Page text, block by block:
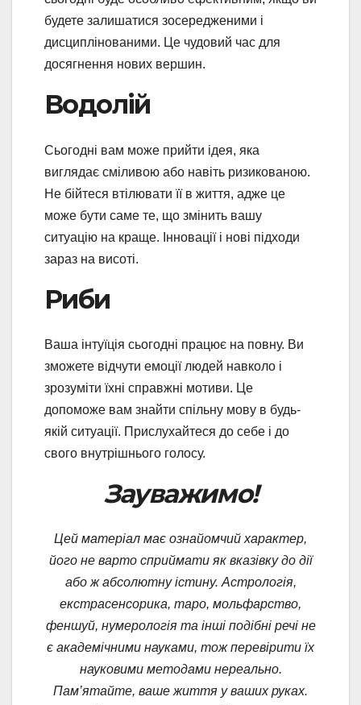
будете залишатися зосередженими і
дисциплінованими. Це чудовий час для
досягнення нових вершин.
Водолій
Сьогодні вам може прийти ідея, яка
виглядає сміливою або навіть ризикованою.
Не бійтеся втілювати її в життя, адже це
може бути саме те, що змінить вашу
ситуацію на краще. Інновації і нові підходи
зараз на висоті.
Риби
Ваша інтуїція сьогодні працює на повну. Ви
зможете відчути емоції людей навколо і
зрозуміти їхні справжні мотиви. Це
допоможе вам знайти спільну мову в будь-
якій ситуації. Прислухайтеся до себе і до
свого внутрішнього голосу.
Зауважимо!
Цей матеріал має ознайомчий характер,
його не варто сприймати як вказівку до дії
або ж абсолютну істину. Астрологія,
екстрасенсорика, таро, мольфарство,
феншуй, нумерологія та інші подібні речі не
є академічними науками, тож перевірити їх
науковими методами нереально.
Пам’ятайте, ваше життя у ваших руках.